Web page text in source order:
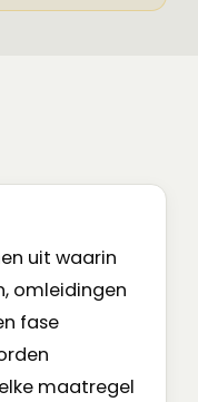
uit waarin
omleidingen
fase
maatregel